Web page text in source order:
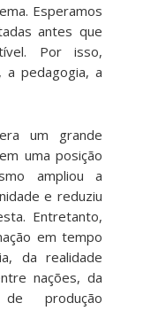
Esperamos
antes que
Por isso,
pedagogia, a
um grande
uma posição
ampliou a
e reduziu
Entretanto,
em tempo
da realidade
nações, da
produção